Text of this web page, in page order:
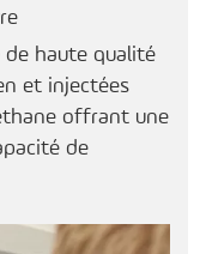
de haute qualité
et injectées
offrant une
de